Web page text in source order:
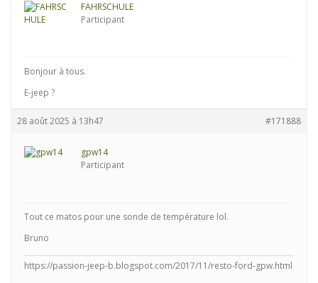
FAHRSCHULE
Participant
Bonjour à tous.
E-jeep ?
28 août 2025 à 13h47 #171888
gpw14
Participant
Tout ce matos pour une sonde de température lol.
Bruno
https://passion-jeep-b.blogspot.com/2017/11/resto-ford-gpw.html